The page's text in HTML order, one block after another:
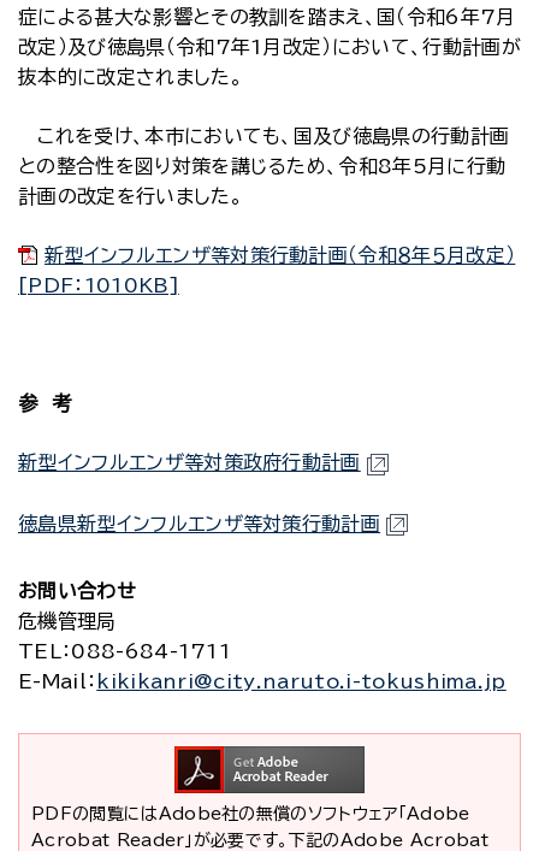
症による甚大な影響とその教訓を踏まえ、国（令和6年7月
改定）及び徳島県（令和7年1月改定）において、行動計画が
抜本的に改定されました。
これを受け、本市においても、国及び徳島県の行動計画
との整合性を図り対策を講じるため、令和8年5月に行動
計画の改定を行いました。
新型インフルエンザ等対策行動計画（令和８年５月改定）
[PDF：1010KB]
参 考
新型インフルエンザ等対策政府行動計画
徳島県新型インフルエンザ等対策行動計画
お問い合わせ
危機管理局
TEL：088-684-1711
E-Mail ： kikikanri@city.naruto.i-tokushima.jp
PDFの閲覧にはAdobe社の無償のソフトウェア「Adobe
Acrobat Reader」が必要です。下記のAdobe Acrobat